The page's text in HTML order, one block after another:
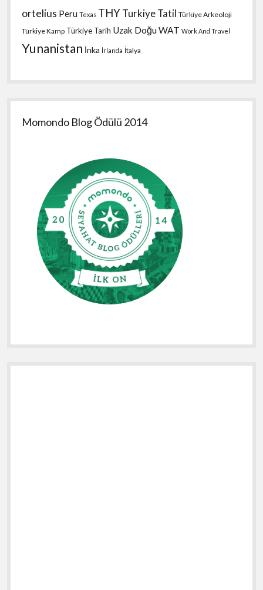
ortelius Peru Texas THYTurkiye Tatil Türkiye Arkeoloji
Türkiye Kamp Türkiye Tarih Uzak DoğuWAT Work And Travel
Yunanistan İnka İrlanda İtalya
Momondo Blog Ödülü 2014